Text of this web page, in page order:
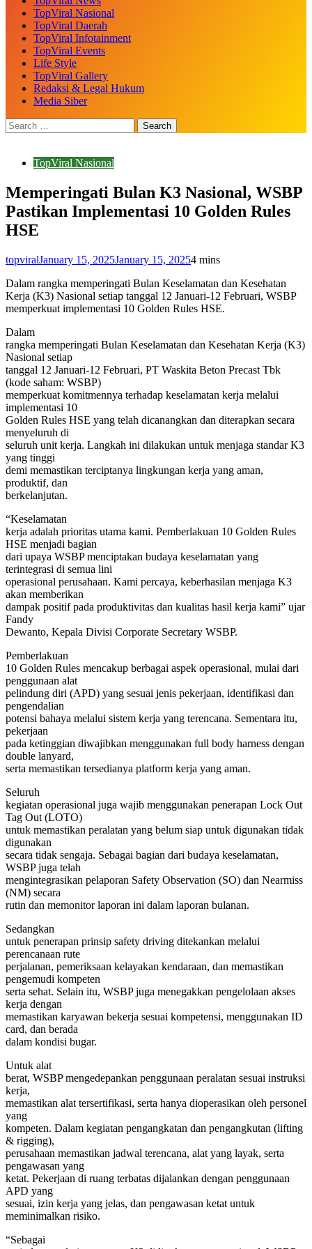
TopViral Nasional
TopViral Daerah
TopViral Infotainment
TopViral Events
Life Style
TopViral Gallery
Redaksi & Legal Hukum
Media Siber
TopViral Nasional
Memperingati Bulan K3 Nasional, WSBP
Pastikan Implementasi 10 Golden Rules
HSE
topviralJanuary 15, 2025January 15, 20254 mins
Dalam rangka memperingati Bulan Keselamatan dan Kesehatan
Kerja (K3) Nasional setiap tanggal 12 Januari-12 Februari, WSBP
memperkuat implementasi 10 Golden Rules HSE.
Dalam
rangka memperingati Bulan Keselamatan dan Kesehatan Kerja (K3)
Nasional setiap
tanggal 12 Januari-12 Februari, PT Waskita Beton Precast Tbk
(kode saham: WSBP)
memperkuat komitmennya terhadap keselamatan kerja melalui
implementasi 10
Golden Rules HSE yang telah dicanangkan dan diterapkan secara
menyeluruh di
seluruh unit kerja. Langkah ini dilakukan untuk menjaga standar K3
yang tinggi
demi memastikan terciptanya lingkungan kerja yang aman,
produktif, dan
berkelanjutan.
“Keselamatan
kerja adalah prioritas utama kami. Pemberlakuan 10 Golden Rules
HSE menjadi bagian
dari upaya WSBP menciptakan budaya keselamatan yang
terintegrasi di semua lini
operasional perusahaan. Kami percaya, keberhasilan menjaga K3
akan memberikan
dampak positif pada produktivitas dan kualitas hasil kerja kami” ujar
Fandy
Dewanto, Kepala Divisi Corporate Secretary WSBP.
Pemberlakuan
10 Golden Rules mencakup berbagai aspek operasional, mulai dari
penggunaan alat
pelindung diri (APD) yang sesuai jenis pekerjaan, identifikasi dan
pengendalian
potensi bahaya melalui sistem kerja yang terencana. Sementara itu,
pekerjaan
pada ketinggian diwajibkan menggunakan full body harness dengan
double lanyard,
serta memastikan tersedianya platform kerja yang aman.
Seluruh
kegiatan operasional juga wajib menggunakan penerapan Lock Out
Tag Out (LOTO)
untuk memastikan peralatan yang belum siap untuk digunakan tidak
digunakan
secara tidak sengaja. Sebagai bagian dari budaya keselamatan,
WSBP juga telah
mengintegrasikan pelaporan Safety Observation (SO) dan Nearmiss
(NM) secara
rutin dan memonitor laporan ini dalam laporan bulanan.
Sedangkan
untuk penerapan prinsip safety driving ditekankan melalui
perencanaan rute
perjalanan, pemeriksaan kelayakan kendaraan, dan memastikan
pengemudi kompeten
serta sehat. Selain itu, WSBP juga menegakkan pengelolaan akses
kerja dengan
memastikan karyawan bekerja sesuai kompetensi, menggunakan ID
card, dan berada
dalam kondisi bugar.
Untuk alat
berat, WSBP mengedepankan penggunaan peralatan sesuai instruksi
kerja,
memastikan alat tersertifikasi, serta hanya dioperasikan oleh personel
yang
kompeten. Dalam kegiatan pengangkatan dan pengangkutan (lifting
& rigging),
perusahaan memastikan jadwal terencana, alat yang layak, serta
pengawasan yang
ketat. Pekerjaan di ruang terbatas dijalankan dengan penggunaan
APD yang
sesuai, izin kerja yang jelas, dan pengawasan ketat untuk
meminimalkan risiko.
“Sebagai